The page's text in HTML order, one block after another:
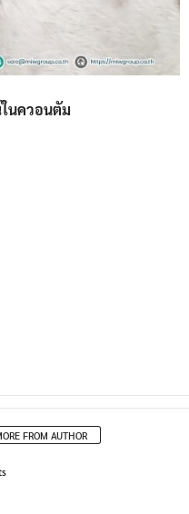
นควอนตัม
FROM AUTHOR